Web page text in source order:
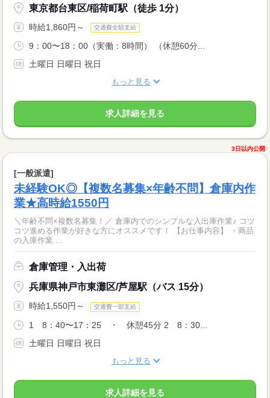
東京都台東区/稲荷町駅（徒歩 1分）
時給1,860円～ 交通費全額支給
9：00〜18：00（実働：8時間） （休憩60分...
土曜日 日曜日 祝日
もっと見る
求人詳細を見る
3日以内公開
[一般派遣]
未経験OK◎【複数名募集×年齢不問】倉庫内作
業★高時給1550円
＼年齢不問×複数名募集！／ 倉庫内でのシンプルな入出庫作業♪ コツ
コツ進める作業が好きな方にオススメです！ 【お仕事内容】 ・商品
の入庫作業 ...
倉庫管理・入出荷
兵庫県神戸市東灘区/芦屋駅（バス 15分）
時給1,550円～ 交通費一部支給
1 8：40〜17：25 ・ 休憩45分 2 8：30...
土曜日 日曜日 祝日
もっと見る
求人詳細を見る